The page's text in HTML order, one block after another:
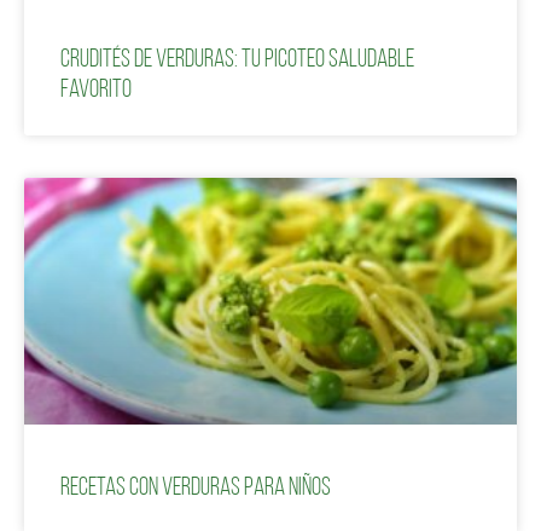
Crudités de verduras: tu picoteo saludable
favorito
Recetas con verduras para niños